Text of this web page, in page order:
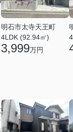
明石市太寺天王町
4LDK (92.94㎡)
3,999万円